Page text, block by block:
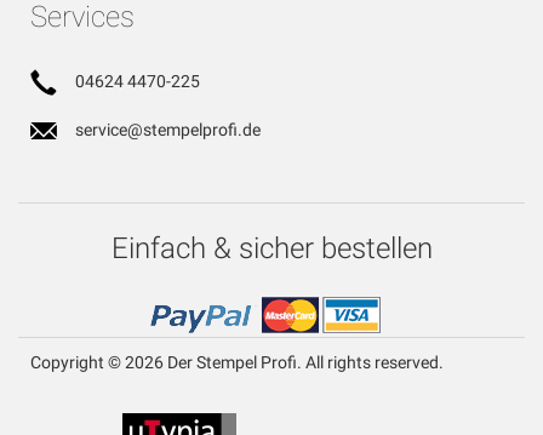
Services
04624 4470-225
service@stempelprofi.de
Einfach & sicher bestellen
Copyright © 2026 Der Stempel Profi. All rights reserved.